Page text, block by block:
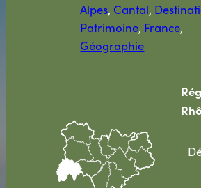
Alpes, Cantal,
Patrimoine, France
Géographie